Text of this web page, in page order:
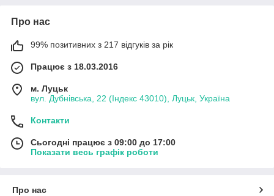
Про нас
99% позитивних з 217 відгуків за рік
Працює з 18.03.2016
м. Луцьк
вул. Дубнівська, 22 (Індекс 43010), Луцьк, Україна
Контакти
Сьогодні працює з 09:00 до 17:00
Показати весь графік роботи
Про нас